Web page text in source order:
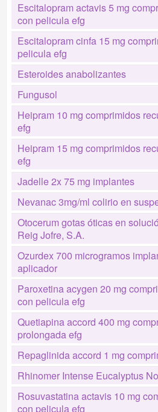
Escitalopram actavis 5 mg
con pelicula efg
Escitalopram cinfa 15 mg
pelicula efg
Esteroides anabolizantes
Fungusol
Heipram 10 mg comprimidos
efg
Heipram 15 mg comprimidos
efg
Jadelle 2x 75 mg implantes
Nevanac 3mg/ml colirio en
Otocerum gotas óticas en
Reig Jofre, S.A.
Ozurdex 700 microgramos
aplicador
Paroxetina acygen 20 mg
con pelicula efg
Quetiapina accord 400 mg
prolongada efg
Repaglinida accord 1 mg
Rhinomer Intense Eucalyptus
Rosuvastatina actavis 10 mg
con pelicula efg